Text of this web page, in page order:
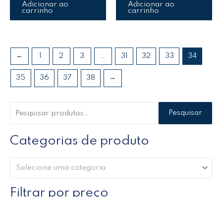
Adicionar ao
carrinho
Adicionar ao
carrinho
← 2 3 … 31 32 33 34
35 36 37 38 →
Pesquisar
Categorias de produto
Selecione uma categoria
Filtrar por preço